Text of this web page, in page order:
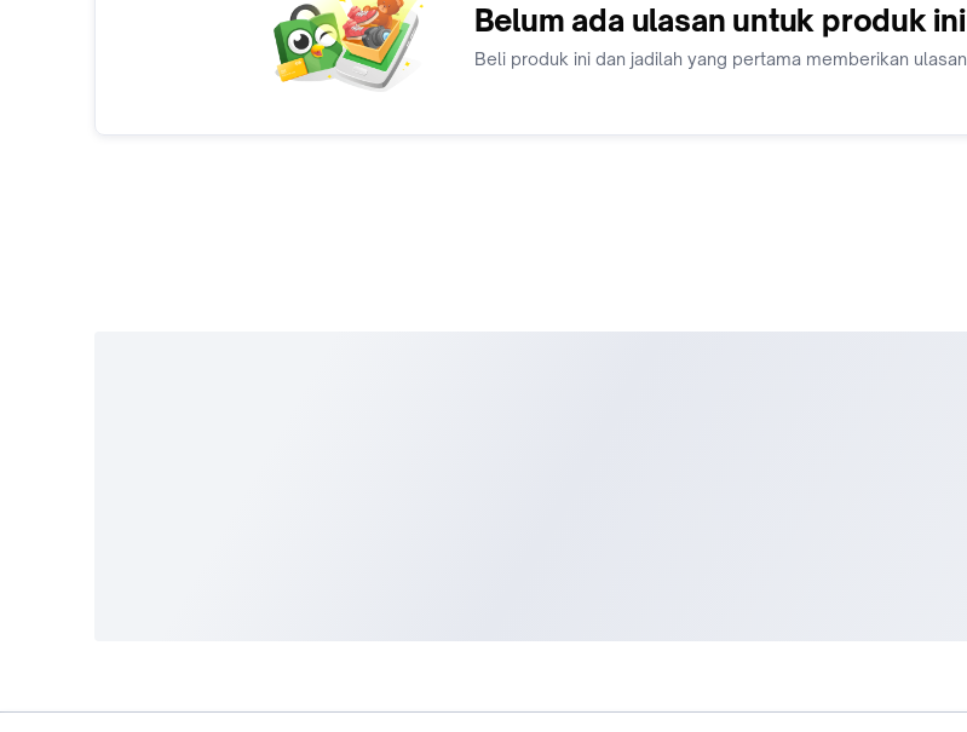
Belum ada ulasan untuk produk ini
Beli produk ini dan jadilah yang pertama memberikan ulasan